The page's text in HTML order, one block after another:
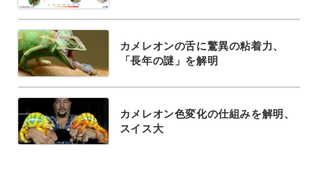
カメレオンの舌に驚異の粘着力、
「長年の謎」を解明
カメレオン色変化の仕組みを解明、
スイス大